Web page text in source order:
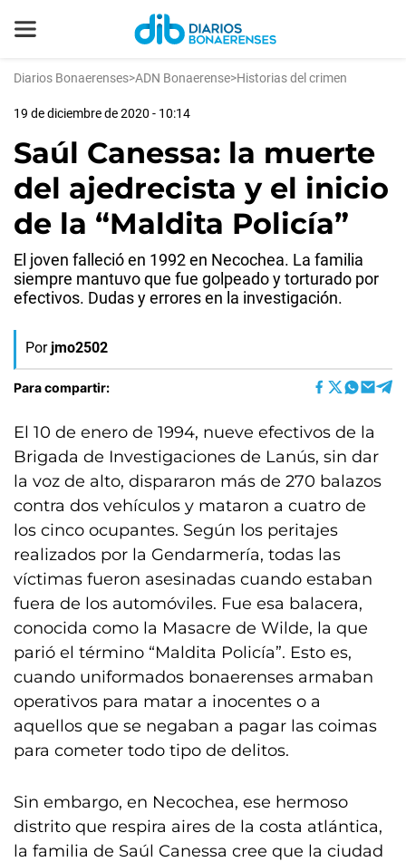
Diarios Bonaerenses>ADN Bonaerense>Historias del crimen
19 de diciembre de 2020 - 10:14
Saúl Canessa: la muerte
del ajedrecista y el inicio
de la “Maldita Policía”
El joven falleció en 1992 en Necochea. La familia
siempre mantuvo que fue golpeado y torturado por
efectivos. Dudas y errores en la investigación.
Por jmo2502
Para compartir:
El 10 de enero de 1994, nueve efectivos de la
Brigada de Investigaciones de Lanús, sin dar
la voz de alto, dispararon más de 270 balazos
contra dos vehículos y mataron a cuatro de
los cinco ocupantes. Según los peritajes
realizados por la Gendarmería, todas las
víctimas fueron asesinadas cuando estaban
fuera de los automóviles. Fue esa balacera,
conocida como la Masacre de Wilde, la que
parió el término “Maldita Policía”. Esto es,
cuando uniformados bonaerenses armaban
operativos para matar a inocentes o a
aquellos que se negaban a pagar las coimas
para cometer todo tipo de delitos.
Sin embargo, en Necochea, ese hermoso
distrito que respira aires de la costa atlántica,
la familia de Saúl Canessa cree que la ciudad